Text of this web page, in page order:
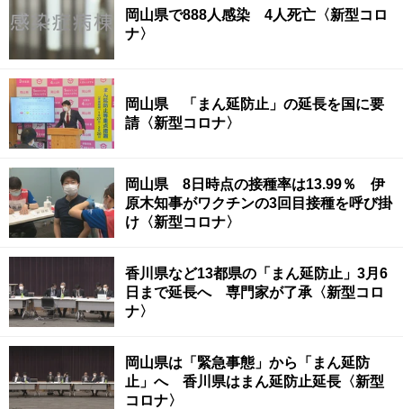
岡山県で888人感染 4人死亡〈新型コロ
ナ〉
岡山県 「まん延防止」の延長を国に要
請〈新型コロナ〉
岡山県 8日時点の接種率は13.99％ 伊
原木知事がワクチンの3回目接種を呼び掛
け〈新型コロナ〉
香川県など13都県の「まん延防止」3月6
日まで延長へ 専門家が了承〈新型コロ
ナ〉
岡山県は「緊急事態」から「まん延防
止」へ 香川県はまん延防止延長〈新型
コロナ〉